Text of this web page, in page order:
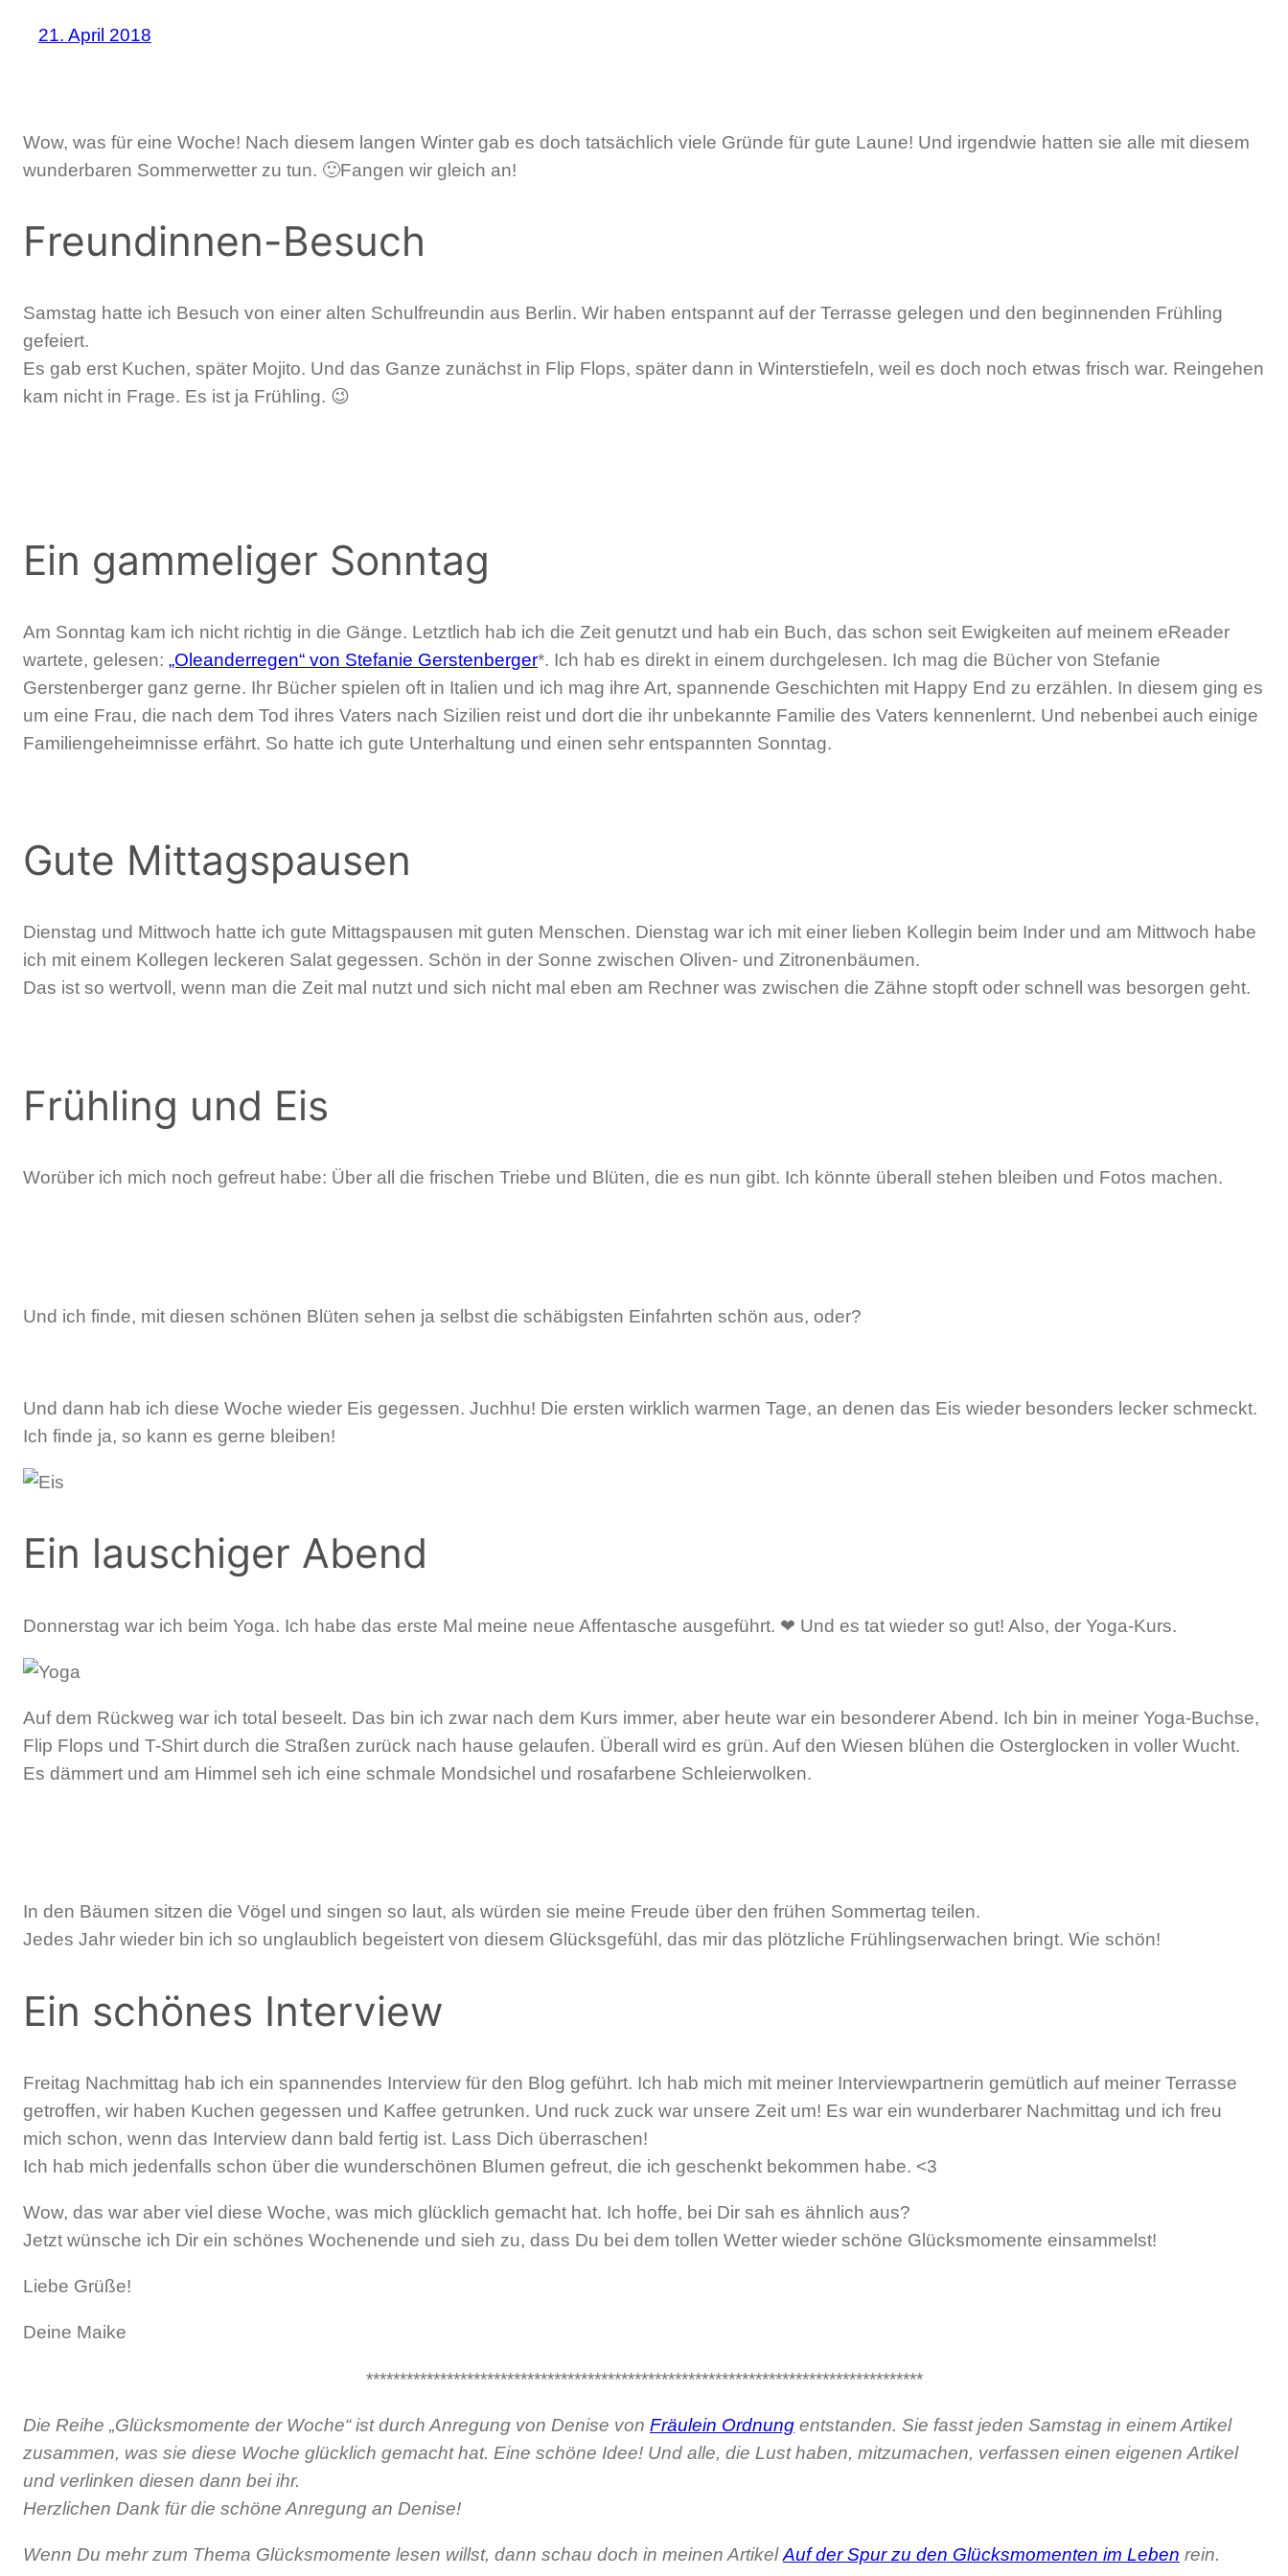
21. April 2018
Wow, was für eine Woche! Nach diesem langen Winter gab es doch tatsächlich viele Gründe für gute Laune! Und irgendwie hatten sie alle mit diesem
wunderbaren Sommerwetter zu tun. 🙂Fangen wir gleich an!
Freundinnen-Besuch
Samstag hatte ich Besuch von einer alten Schulfreundin aus Berlin. Wir haben entspannt auf der Terrasse gelegen und den beginnenden Frühling
gefeiert.
Es gab erst Kuchen, später Mojito. Und das Ganze zunächst in Flip Flops, später dann in Winterstiefeln, weil es doch noch etwas frisch war. Reingehen
kam nicht in Frage. Es ist ja Frühling. 😉
Ein gammeliger Sonntag
Am Sonntag kam ich nicht richtig in die Gänge. Letztlich hab ich die Zeit genutzt und hab ein Buch, das schon seit Ewigkeiten auf meinem eReader
wartete, gelesen: „Oleanderregen“ von Stefanie Gerstenberger*. Ich hab es direkt in einem durchgelesen. Ich mag die Bücher von Stefanie
Gerstenberger ganz gerne. Ihr Bücher spielen oft in Italien und ich mag ihre Art, spannende Geschichten mit Happy End zu erzählen. In diesem ging es
um eine Frau, die nach dem Tod ihres Vaters nach Sizilien reist und dort die ihr unbekannte Familie des Vaters kennenlernt. Und nebenbei auch einige
Familiengeheimnisse erfährt. So hatte ich gute Unterhaltung und einen sehr entspannten Sonntag.
Gute Mittagspausen
Dienstag und Mittwoch hatte ich gute Mittagspausen mit guten Menschen. Dienstag war ich mit einer lieben Kollegin beim Inder und am Mittwoch habe
ich mit einem Kollegen leckeren Salat gegessen. Schön in der Sonne zwischen Oliven- und Zitronenbäumen.
Das ist so wertvoll, wenn man die Zeit mal nutzt und sich nicht mal eben am Rechner was zwischen die Zähne stopft oder schnell was besorgen geht.
Frühling und Eis
Worüber ich mich noch gefreut habe: Über all die frischen Triebe und Blüten, die es nun gibt. Ich könnte überall stehen bleiben und Fotos machen.
Und ich finde, mit diesen schönen Blüten sehen ja selbst die schäbigsten Einfahrten schön aus, oder?
Und dann hab ich diese Woche wieder Eis gegessen. Juchhu! Die ersten wirklich warmen Tage, an denen das Eis wieder besonders lecker schmeckt.
Ich finde ja, so kann es gerne bleiben!
Ein lauschiger Abend
Donnerstag war ich beim Yoga. Ich habe das erste Mal meine neue Affentasche ausgeführt. ❤ Und es tat wieder so gut! Also, der Yoga-Kurs.
Auf dem Rückweg war ich total beseelt. Das bin ich zwar nach dem Kurs immer, aber heute war ein besonderer Abend. Ich bin in meiner Yoga-Buchse,
Flip Flops und T-Shirt durch die Straßen zurück nach hause gelaufen. Überall wird es grün. Auf den Wiesen blühen die Osterglocken in voller Wucht.
Es dämmert und am Himmel seh ich eine schmale Mondsichel und rosafarbene Schleierwolken.
In den Bäumen sitzen die Vögel und singen so laut, als würden sie meine Freude über den frühen Sommertag teilen.
Jedes Jahr wieder bin ich so unglaublich begeistert von diesem Glücksgefühl, das mir das plötzliche Frühlingserwachen bringt. Wie schön!
Ein schönes Interview
Freitag Nachmittag hab ich ein spannendes Interview für den Blog geführt. Ich hab mich mit meiner Interviewpartnerin gemütlich auf meiner Terrasse
getroffen, wir haben Kuchen gegessen und Kaffee getrunken. Und ruck zuck war unsere Zeit um! Es war ein wunderbarer Nachmittag und ich freu
mich schon, wenn das Interview dann bald fertig ist. Lass Dich überraschen!
Ich hab mich jedenfalls schon über die wunderschönen Blumen gefreut, die ich geschenkt bekommen habe. <3
Wow, das war aber viel diese Woche, was mich glücklich gemacht hat. Ich hoffe, bei Dir sah es ähnlich aus?
Jetzt wünsche ich Dir ein schönes Wochenende und sieh zu, dass Du bei dem tollen Wetter wieder schöne Glücksmomente einsammelst!
Liebe Grüße!
Deine Maike
***********************************************************************************
Die Reihe „Glücksmomente der Woche“ ist durch Anregung von Denise von Fräulein Ordnung entstanden. Sie fasst jeden Samstag in einem Artikel
zusammen, was sie diese Woche glücklich gemacht hat. Eine schöne Idee! Und alle, die Lust haben, mitzumachen, verfassen einen eigenen Artikel
und verlinken diesen dann bei ihr.
Herzlichen Dank für die schöne Anregung an Denise!
Wenn Du mehr zum Thema Glücksmomente lesen willst, dann schau doch in meinen ArtikelAuf der Spur zu den Glücksmomenten im Leben rein.